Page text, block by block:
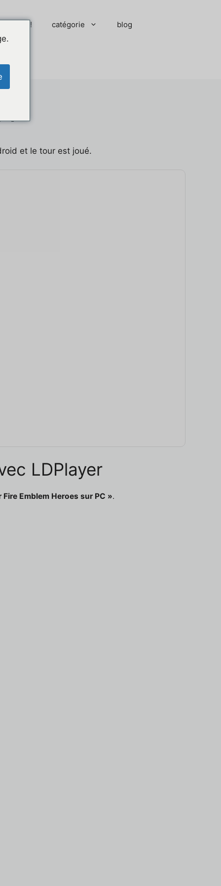
! catégorie blog
?
et le tour est joué.
LDPlayer
Fire Emblem Heroes sur PC ».